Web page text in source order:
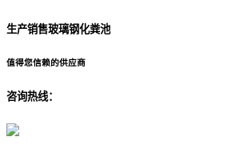
生产销售玻璃钢化粪池
值得您信赖的供应商
咨询热线：